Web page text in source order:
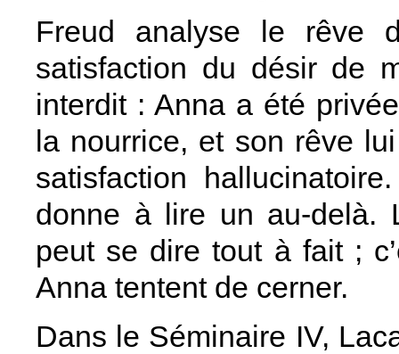
Freud analyse le rêve
satisfaction du désir de
interdit : Anna a été
la nourrice, et son rêve
satisfaction
donne à lire un au-delà.
peut se dire tout à fait ;
Anna tentent de cerner.
Dans le Séminaire IV,